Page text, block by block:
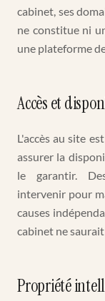
cabinet, ses
ne constitue ni
une plateforme
Accès et
L'accès au site
assurer la
le garantir.
intervenir pour
causes
cabinet ne
Propriété